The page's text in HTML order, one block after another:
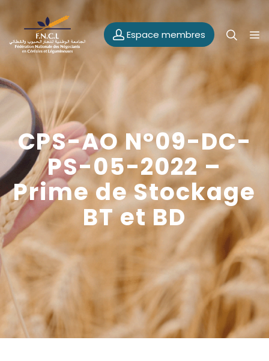
Espace membres
CPS-AO N°09-DC-
PS-05-2022 –
Prime de Stockage
BT et BD